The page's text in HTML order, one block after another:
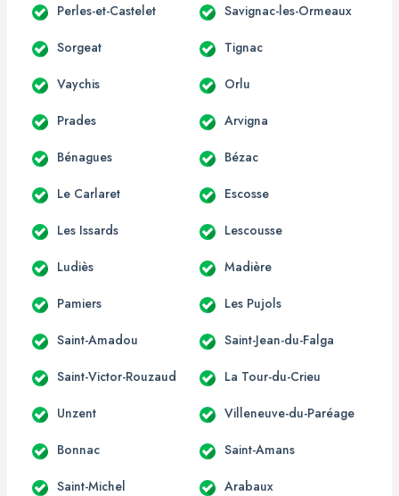
Perles-et-Castelet Savignac-les-Ormeaux
Sorgeat Tignac
Vaychis Orlu
Prades Arvigna
Bénagues Bézac
Le Carlaret Escosse
Les Issards Lescousse
Ludiès Madière
Pamiers Les Pujols
Saint-Amadou Saint-Jean-du-Falga
Saint-Victor-Rouzaud La Tour-du-Crieu
Unzent Villeneuve-du-Paréage
Bonnac Saint-Amans
Saint-Michel Arabaux